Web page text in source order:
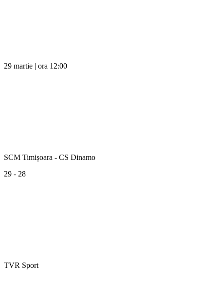
29 martie | ora 12:00
SCM Timișoara - CS Dinamo
29 - 28
TVR Sport